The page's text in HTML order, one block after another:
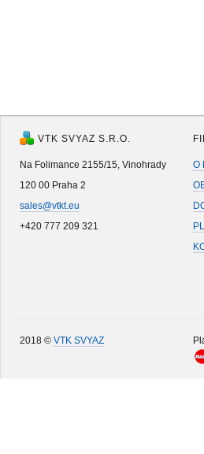
VTK SVYAZ S.R.O.
Na Folimance 2155/15, Vinohrady
120 00 Praha 2
sales@vtkt.eu
+420 777 209 321
O
2018 © VTK SVYAZ